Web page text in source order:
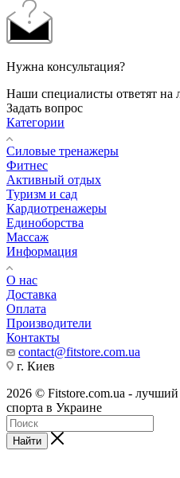
Нужна консультация?
Наши специалисты ответят
Задать вопрос
Категории
Силовые тренажеры
Фитнес
Активный отдых
Туризм и сад
Кардиотренажеры
Единоборства
Массаж
Информация
О нас
Доставка
Оплата
Производители
Контакты
contact@fitstore.com.ua
г. Киев
2026 © Fitstore.com.ua - лучший
спорта в Украине
Найти